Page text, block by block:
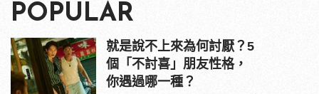
POPULAR
就是說不上來為何討厭？5
個「不討喜」朋友性格，
你遇過哪一種？